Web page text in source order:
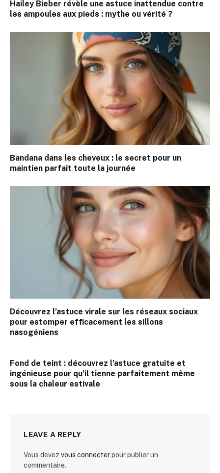
Hailey Bieber révèle une astuce inattendue contre
les ampoules aux pieds : mythe ou vérité ?
Bandana dans les cheveux : le secret pour un
maintien parfait toute la journée
Découvrez l’astuce virale sur les réseaux sociaux
pour estomper efficacement les sillons
nasogéniens
Fond de teint : découvrez l’astuce gratuite et
ingénieuse pour qu’il tienne parfaitement même
sous la chaleur estivale
LEAVE A REPLY
Vous devez vous connecterpour publier un
commentaire.